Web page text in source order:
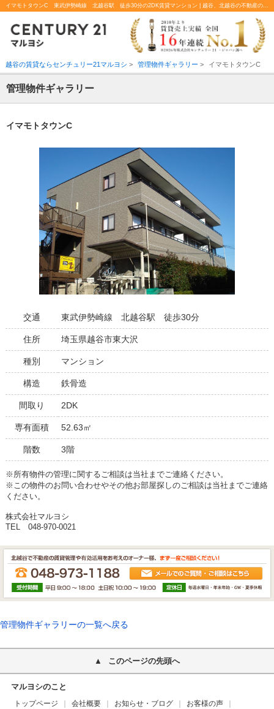
イマモトタウンC 東武伊勢崎線 北越谷駅 徒歩30分の2DK賃貸マンション | 越谷、北越谷の不動産のことならセンチュリー21マルヨシ
越谷の賃貸ならセンチュリー21マルヨシ > 管理物件ギャラリー > イマモトタウンC
管理物件ギャラリー
イマモトタウンC
交通 東武伊勢崎線 北越谷駅 徒歩30分
住所 埼玉県越谷市東大沢
種別 マンション
構造 鉄骨造
間取り 2DK
専有面積 52.63㎡
階数 3階
※所有物件の管理に関するご相談は当社までご連絡ください。
※この物件のお問い合わせやその他お部屋探しのご相談は当社までご連絡
ください。
株式会社マルヨシ
TEL 048-970-0021
管理物件ギャラリーの一覧へ戻る
このページの先頭へ
マルヨシのこと
トップページ 会社概要 お知らせ・ブログ
お客様の声